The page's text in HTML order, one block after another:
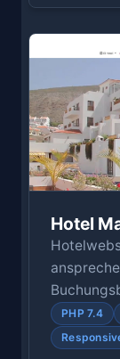
Hotel
PHP 7.4